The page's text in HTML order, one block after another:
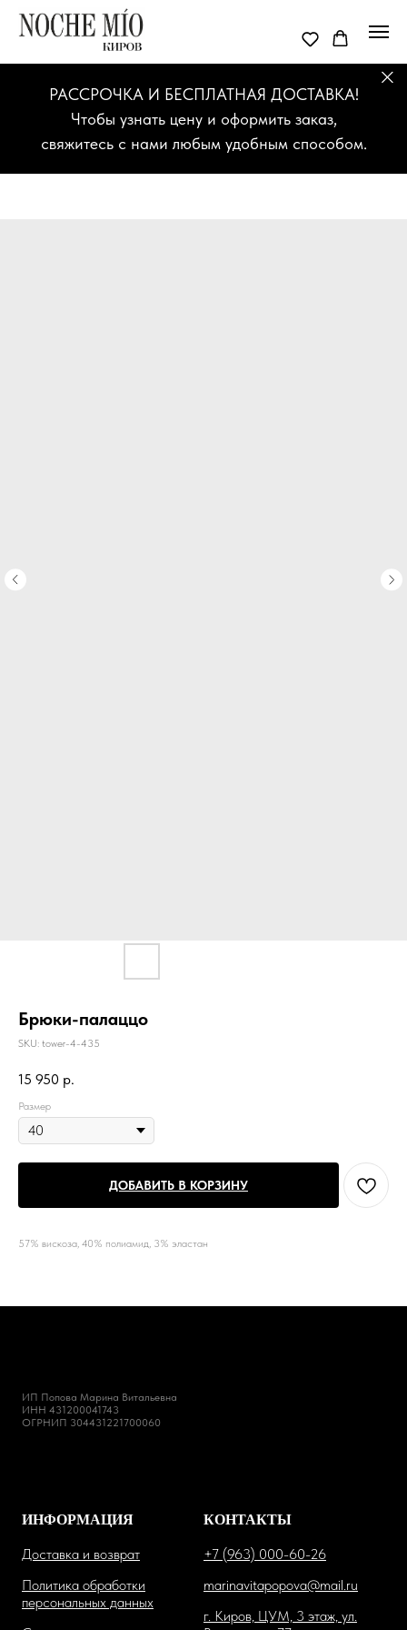
РАССРОЧКА И БЕСПЛАТНАЯ ДОСТАВКА!
Чтобы узнать цену и оформить заказ,
свяжитесь с нами любым удобным способом.
Брюки-палаццо
SKU: tower-4-435
15 950 р.
Размер
ДОБАВИТЬ В КОРЗИНУ
57% вискоза, 40% полиамид, 3% эластан
ИП Попова Марина Витальевна
ИНН 431200041743
ОГРНИП 304431221700060
ИНФОРМАЦИЯ
Доставка и возврат
Политика обработки
персональных данных
КОНТАКТЫ
+7 (963) 000-60-26
marinavitapopova@mail.ru
г. Киров, ЦУМ, 3 этаж, ул.